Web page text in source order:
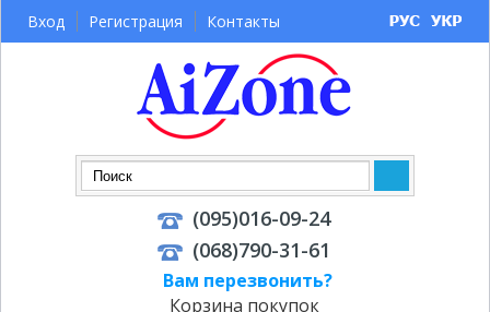
Корзина покупок
(095)016-09-24
(068)790-31-61
Вам перезвонить?
Вход Регистрация Контакты